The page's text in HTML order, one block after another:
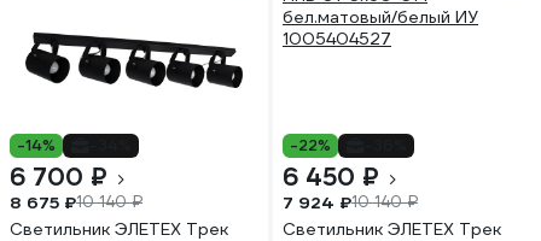
-14%
6 700 ₽
8 675 ₽10 140 ₽
Светильник ЭЛЕТЕХ Трек
-22%
6 450 ₽
7 924 ₽10 140 ₽
Светильник ЭЛЕТЕХ Трек